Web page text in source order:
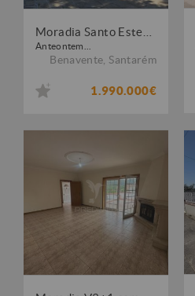
Anteontem...
Benavente Santarém
1.990.000€